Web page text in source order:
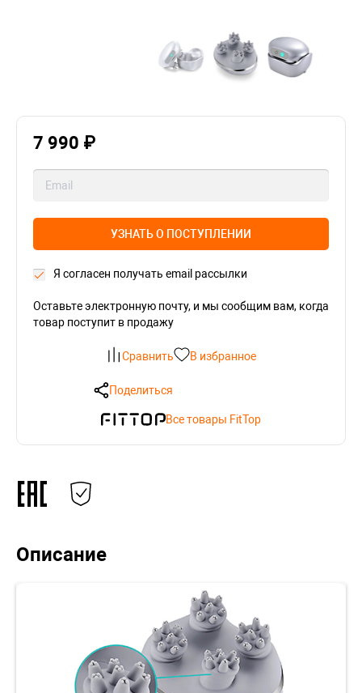
7 990 ₽
УЗНАТЬ О ПОСТУПЛЕНИИ
Я согласен получать email рассылки
Оставьте электронную почту, и мы сообщим вам, когда
товар поступит в продажу
Сравнить В избранное
Поделиться
Все товары FitTop
Описание